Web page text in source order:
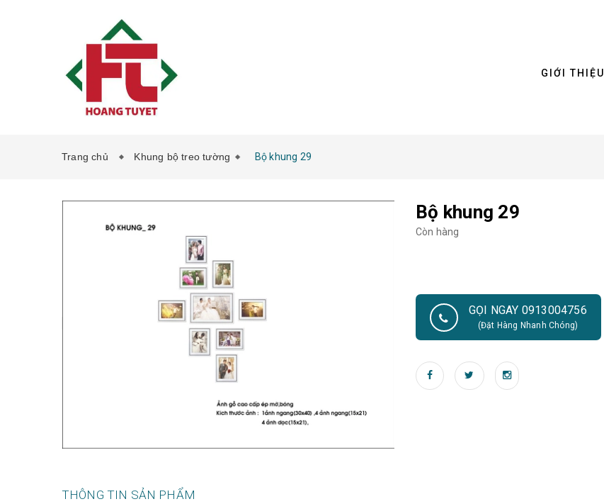
GIỚI THIỆU
Trang chủ Khung bộ treo tường Bộ khung 29
Bộ khung 29
Còn hàng
GỌI NGAY 0913004756
(Đặt Hàng Nhanh Chóng)
THÔNG TIN SẢN PHẨM